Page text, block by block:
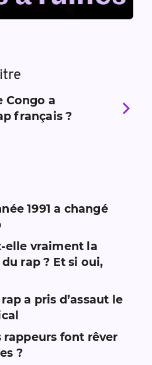
Congo a
français ?
1991 a changé
elle vraiment la
rap ? Et si oui,
a pris d’assaut le
rappeurs font rêver
?